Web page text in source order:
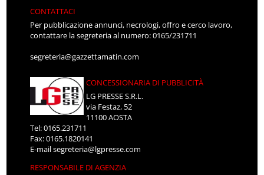
CONTATTACI
Per pubblicazione annunci, necrologi, offro e cerco lavoro,
contattare la segreteria al numero: 0165/231711
segreteria@gazzettamatin.com
CONCESSIONARIA DI PUBBLICITÀ
LG PRESSE S.R.L.
via Festaz, 52
11100 AOSTA
Tel: 0165.231711
Fax: 0165.1820141
E-mailsegreteria@lgpresse.com
RESPONSABILE DI AGENZIA